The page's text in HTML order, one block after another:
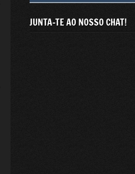
JUNTA-TE AO NOSSO CHAT!